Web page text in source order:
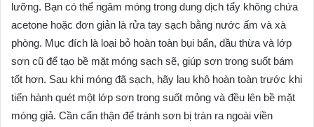
lưỡng. Bạn có thể ngâm móng trong dung dịch tẩy không chứa
acetone hoặc đơn giản là rửa tay sạch bằng nước ấm và xà
phòng. Mục đích là loại bỏ hoàn toàn bụi bẩn, dầu thừa và lớp
sơn cũ để tạo bề mặt móng sạch sẽ, giúp sơn trong suốt bám
tốt hơn. Sau khi móng đã sạch, hãy lau khô hoàn toàn trước khi
tiến hành quét một lớp sơn trong suốt mỏng và đều lên bề mặt
móng giả. Cần cẩn thận để tránh sơn bị tràn ra ngoài viền